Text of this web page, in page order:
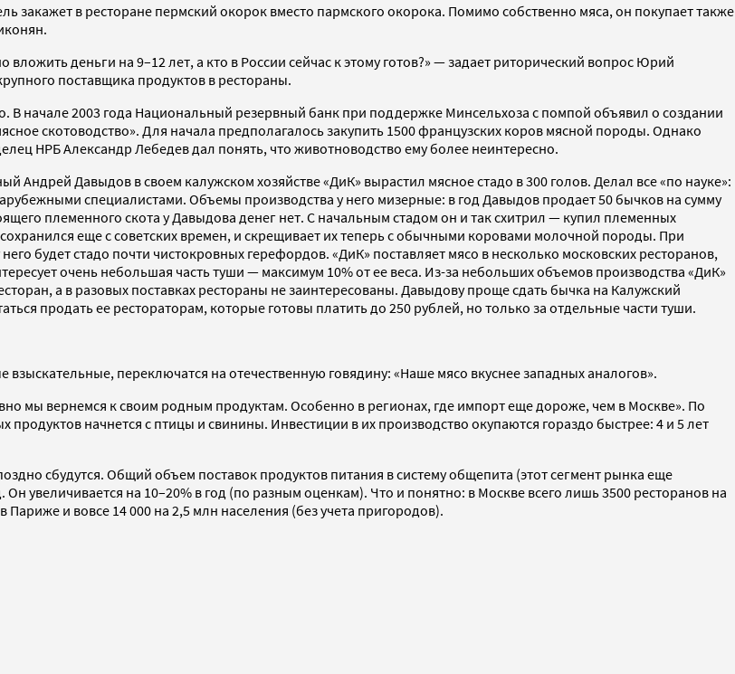
закажет в ресторане пермский окорок вместо пармского окорока. Помимо собственно мяса, он покупает также
деньги на 9–12 лет, а кто в России сейчас к этому готов?» — задает риторический вопрос Юрий
поставщика продуктов в рестораны.
начале 2003 года Национальный резервный банк при поддержке Минсельхоза с помпой объявил о создании
скотоводство». Для начала предполагалось закупить 1500 французских коров мясной породы. Однако
НРБ Александр Лебедев дал понять, что животноводство ему более неинтересно.
Давыдов в своем калужском хозяйстве «ДиК» вырастил мясное стадо в 300 голов. Делал все «по науке»:
специалистами. Объемы производства у него мизерные: в год Давыдов продает 50 бычков на сумму
племенного скота у Давыдова денег нет. С начальным стадом он и так схитрил — купил племенных
еще с советских времен, и скрещивает их теперь с обычными коровами молочной породы. При
будет стадо почти чистокровных герефордов. «ДиК» поставляет мясо в несколько московских ресторанов,
очень небольшая часть туши — максимум 10% от ее веса. Из-за небольших объемов производства «ДиК»
а в разовых поставках рестораны не заинтересованы. Давыдову проще сдать бычка на Калужский
продать ее рестораторам, которые готовы платить до 250 рублей, но только за отдельные части туши.
переключатся на отечественную говядину: «Наше мясо вкуснее западных аналогов».
мы вернемся к своим родным продуктам. Особенно в регионах, где импорт еще дороже, чем в Москве». По
начнется с птицы и свинины. Инвестиции в их производство окупаются гораздо быстрее: 4 и 5 лет
сбудутся. Общий объем поставок продуктов питания в систему общепита (этот сегмент рынка еще
увеличивается на 10–20% в год (по разным оценкам). Что и понятно: в Москве всего лишь 3500 ресторанов на
и вовсе 14 000 на 2,5 млн населения (без учета пригородов).